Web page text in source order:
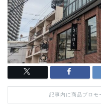
記事内に商品プロモ